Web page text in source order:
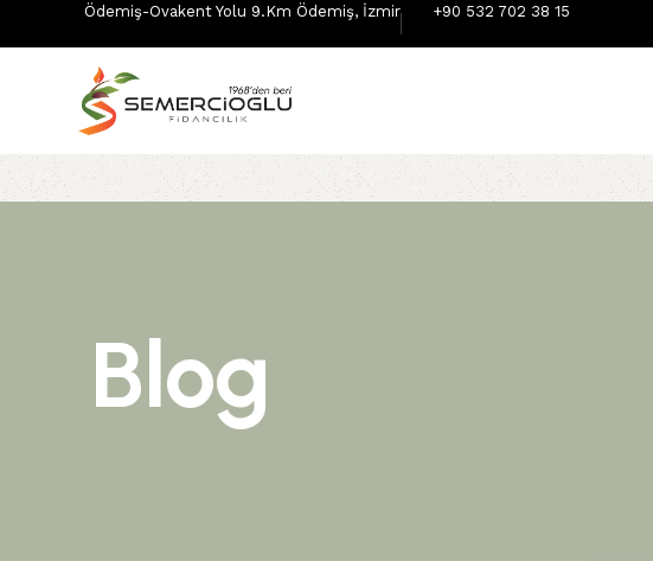
Ödemiş-Ovakent Yolu 9.Km Ödemiş, İzmir +90 532 702 38 15
Blog